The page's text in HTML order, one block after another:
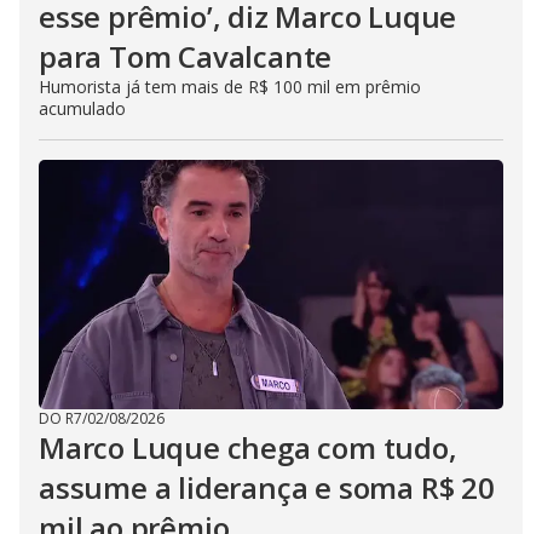
esse prêmio’, diz Marco Luque
para Tom Cavalcante
Humorista já tem mais de R$ 100 mil em prêmio
acumulado
DO R7/02/08/2026
Marco Luque chega com tudo,
assume a liderança e soma R$ 20